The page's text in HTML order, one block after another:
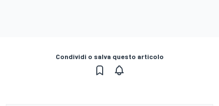
Condividi o salva questo articolo